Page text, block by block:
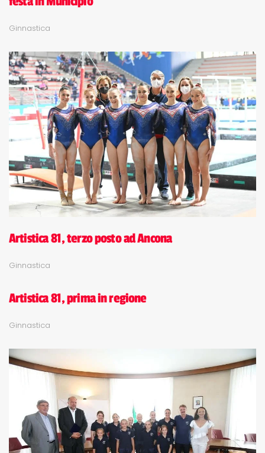
Ginnastica
Artistica 81, terzo posto ad Ancona
Ginnastica
Artistica 81, prima in regione
Ginnastica